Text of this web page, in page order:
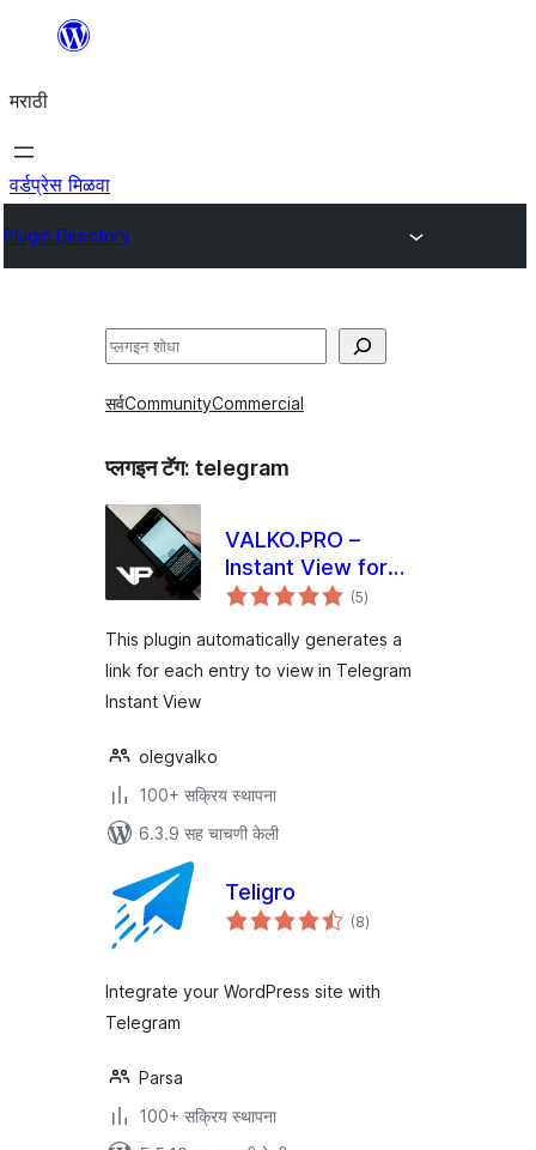
सामुग्रीवर
मराठी
वर्डप्रेस मिळवा
Plugin Directory
शोधा
सर्वCommunityCommercial
प्लगइन टॅग: telegram
VALKO.PRO –
Instant View for
Telegram
(5एकूण
मूल्यांकन
)
This plugin automatically generates a
link for each entry to view in Telegram
Instant View
olegvalko
100+ सक्रिय स्थापना
6.3.9 सह चाचणी केली
Teligro
(8एकूण
मूल्यांकन
)
Integrate your WordPress site with
Telegram
Parsa
100+ सक्रिय स्थापना